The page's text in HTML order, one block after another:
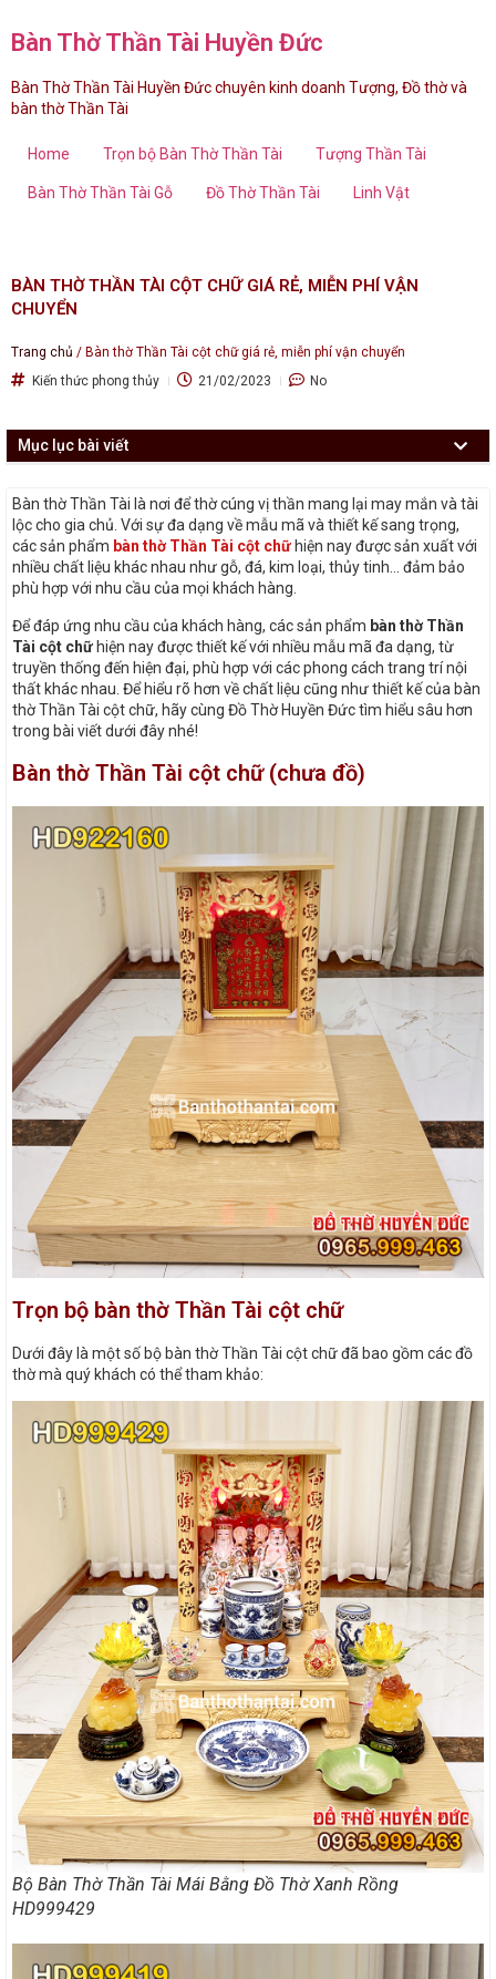
Bàn Thờ Thần Tài Huyền Đức
Bàn Thờ Thần Tài Huyền Đức chuyên kinh doanh Tượng, Đồ thờ và
bàn thờ Thần Tài
Home Trọn bộ Bàn Thờ Thần Tài Tượng Thần Tài
Bàn Thờ Thần Tài Gỗ Đồ Thờ Thần Tài Linh Vật
BÀN THỜ THẦN TÀI CỘT CHỮ GIÁ RẺ, MIỄN PHÍ VẬN
CHUYỂN
Trang chủ / Bàn thờ Thần Tài cột chữ giá rẻ, miễn phí vận chuyển
Kiến thức phong thủy
21/02/2023 No
Mục lục bài viết
Bàn thờ Thần Tài là nơi để thờ cúng vị thần mang lại may mắn và tài
lộc cho gia chủ. Với sự đa dạng về mẫu mã và thiết kế sang trọng,
các sản phẩm bàn thờ Thần Tài cột chữ hiện nay được sản xuất với
nhiều chất liệu khác nhau như gỗ, đá, kim loại, thủy tinh… đảm bảo
phù hợp với nhu cầu của mọi khách hàng.
Để đáp ứng nhu cầu của khách hàng, các sản phẩm bàn thờ Thần
Tài cột chữ hiện nay được thiết kế với nhiều mẫu mã đa dạng, từ
truyền thống đến hiện đại, phù hợp với các phong cách trang trí nội
thất khác nhau. Để hiểu rõ hơn về chất liệu cũng như thiết kế của bàn
thờ Thần Tài cột chữ, hãy cùng Đồ Thờ Huyền Đức tìm hiểu sâu hơn
trong bài viết dưới đây nhé!
Bàn thờ Thần Tài cột chữ (chưa đồ)
Trọn bộ bàn thờ Thần Tài cột chữ
Dưới đây là một số bộ bàn thờ Thần Tài cột chữ đã bao gồm các đồ
thờ mà quý khách có thể tham khảo:
Bộ Bàn Thờ Thần Tài Mái Bằng Đồ Thờ Xanh Rồng
HD999429